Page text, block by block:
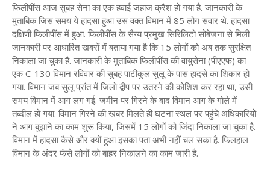
फिलीपींस आज सुबह सेना का एक हवाई जहाज क्रैश हो गया है. जानकारी के
मुताबिक जिस समय ये हादसा हुआ उस वक्‍त विमान में 85 लोग सवार थे. हादसा
दक्षिणी फिलीपींस में हुआ. फिलीपींस के सैन्य प्रमुख सिरिलिटो सोबेजना से मिली
जानकारी पर आधारित खबरों में बताया गया है कि 15 लोगों को अब तक सुरक्षित
निकाला जा चुका है. जानकारी के मुताबिक फिलीपींस की वायुसेना (पीएएफ) का
एक C-130 विमान रविवार की सुबह पाटीकुल सुलू के पास हादसे का शिकार हो
गया. विमान जब सुलू प्रांत में जिलो द्वीप पर उतरने की कोशिश कर रहा था, उसी
समय विमान में आग लग गई. जमीन पर गिरने के बाद विमान आग के गोले में
तब्‍दील हो गया. विमान गिरने की खबर मिलते ही घटना स्‍थल पर पहुंचे अधिकारियो
ने आग बुझाने का काम शुरू किया, जिसमें 15 लोगों को जिंदा निकाला जा चुका है.
विमान में हादसा कैसे और क्‍यों हुआ इसका पता अभी नहीं चल सका है. फिलहाल
विमान के अंदर फंसे लोगों को बाहर निकालने का काम जारी है.